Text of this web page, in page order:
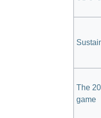
The
game